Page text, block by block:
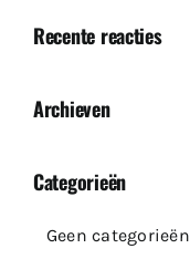
Recente reacties
Archieven
Categorieën
Geen categorieën